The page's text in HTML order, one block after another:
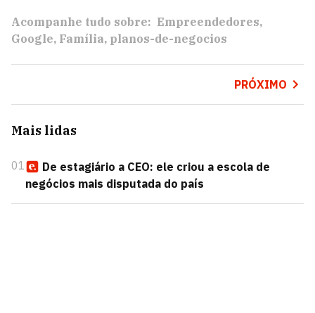
Acompanhe tudo sobre: Empreendedores
Google Família planos-de-negocios
PRÓXIMO
Mais lidas
01
De estagiário a CEO: ele criou a escola de
negócios mais disputada do país